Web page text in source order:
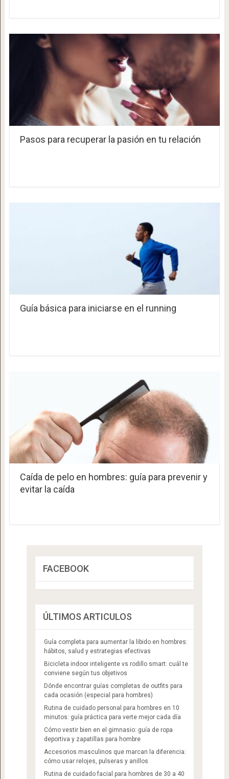
Pasos para recuperar la pasión en tu relación
Guía básica para iniciarse en el running
Caída de pelo en hombres: guía para prevenir y
evitar la caída
FACEBOOK
ÚLTIMOS ARTICULOS
Guía completa para aumentar la libido en hombres:
hábitos, salud y estrategias efectivas
Bicicleta indoor inteligente vs rodillo smart: cuál te
conviene según tus objetivos
Dónde encontrar guías completas de outfits para
cada ocasión (especial para hombres)
Rutina de cuidado personal para hombres en 10
minutos: guía práctica para verte mejor cada día
Cómo vestir bien en el gimnasio: guía de ropa
deportiva y zapatillas para hombre
Accesorios masculinos que marcan la diferencia:
cómo usar relojes, pulseras y anillos
Rutina de cuidado facial para hombres de 30 a 40